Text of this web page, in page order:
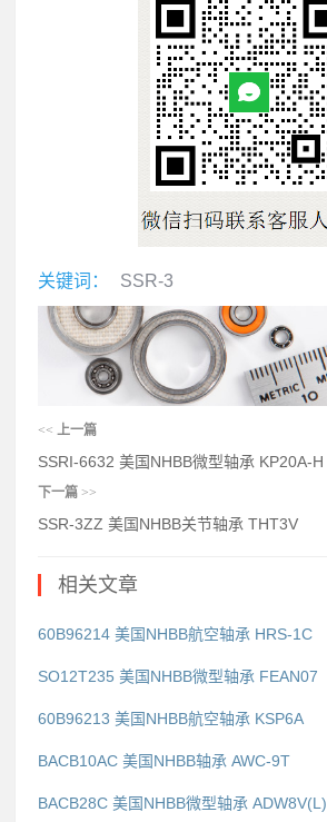
关键词： SSR-3
<< 上一篇
SSRI-6632 美国NHBB微型轴承 KP20A-H
下一篇 >>
SSR-3ZZ 美国NHBB关节轴承 THT3V
相关文章
60B96214 美国NHBB航空轴承 HRS-1C
SO12T235 美国NHBB微型轴承 FEAN07
60B96213 美国NHBB航空轴承 KSP6A
BACB10AC 美国NHBB轴承 AWC-9T
BACB28C 美国NHBB微型轴承 ADW8V(L)